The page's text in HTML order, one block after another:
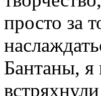
просто за
Бантаны,